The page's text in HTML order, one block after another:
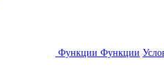
Функции Функции